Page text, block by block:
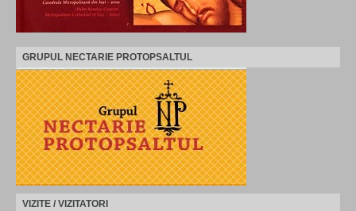
GRUPUL NECTARIE PROTOPSALTUL
VIZITE / VIZITATORI